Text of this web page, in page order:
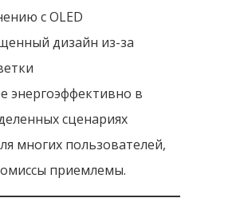
с OLED
дизайн из-за
энергоэффективно в
сценариях
многих пользователей,
приемлемы.